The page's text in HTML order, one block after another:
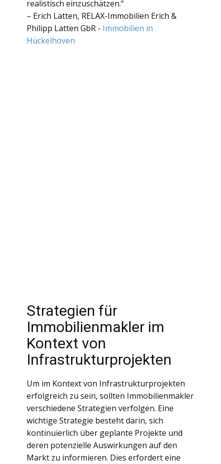
realistisch einzuschätzen.“
– Erich Latten, ​RELAX-Immobilien Erich &
Philipp Latten GbR - Immobilien in
Hückelhoven
Strategien für
Immobilienmakler im
Kontext von
Infrastrukturprojekten
Um im Kontext von Infrastrukturprojekten
erfolgreich zu sein, sollten Immobilienmakler
verschiedene Strategien verfolgen. Eine
wichtige Strategie besteht darin, sich
kontinuierlich über geplante Projekte und
deren potenzielle Auswirkungen auf den
Markt zu informieren. Dies erfordert eine